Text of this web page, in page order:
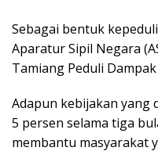
Sebagai bentuk
Aparatur Sipil Negara
Tamiang Peduli
Adapun kebijakan yang
5 persen selama tiga
membantu masyarakat